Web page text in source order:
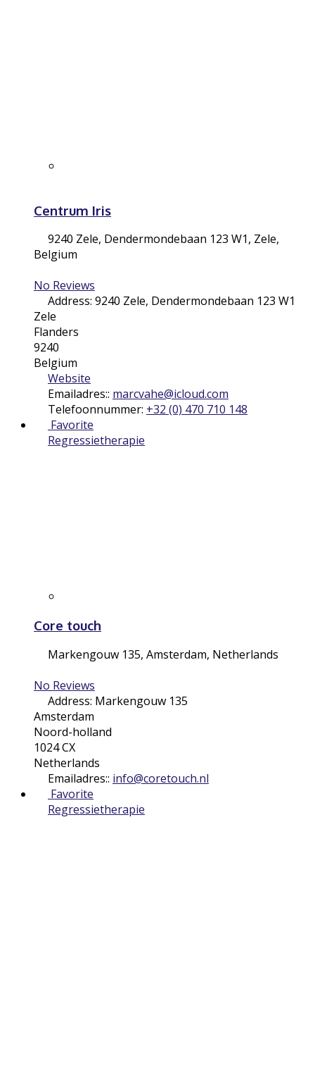
Centrum Iris
9240 Zele, Dendermondebaan 123 W1, Zele,
Belgium
No Reviews
Address: 9240 Zele, Dendermondebaan 123 W1
Zele
Flanders
9240
Belgium
Website
Emailadres:: marcvahe@icloud.com
Telefoonnummer: +32 (0) 470 710 148
Favorite
Regressietherapie
Core touch
Markengouw 135, Amsterdam, Netherlands
No Reviews
Address: Markengouw 135
Amsterdam
Noord-holland
1024 CX
Netherlands
Emailadres:: info@coretouch.nl
Favorite
Regressietherapie